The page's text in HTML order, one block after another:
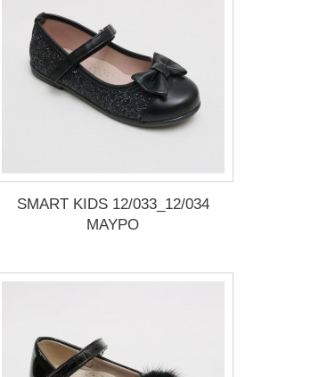
SMART KIDS 12/033_12/034
ΜΑΥΡΟ